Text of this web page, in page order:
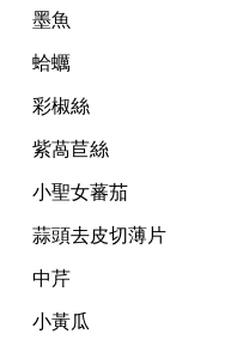
墨魚 ：
蛤蠣 ：
彩椒絲 ：
紫萵苣絲 ：
小聖女蕃茄
蒜頭去皮切薄片
中芹 ：
小黃瓜 ：